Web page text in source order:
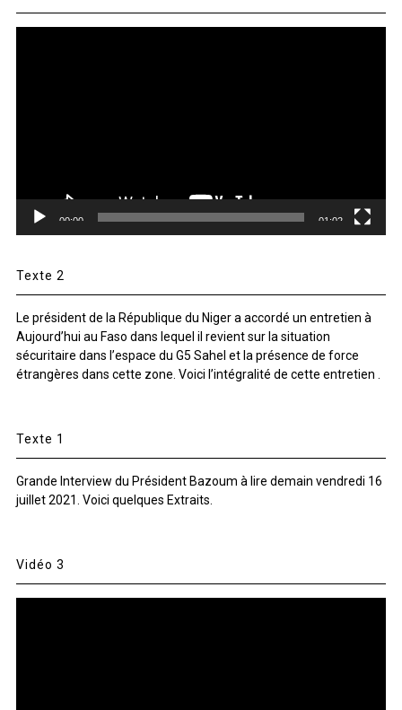
00:00 01:02
Texte 2
Le président de la République du Niger a accordé un entretien à
Aujourd’hui au Faso dans lequel il revient sur la situation
sécuritaire dans l’espace du G5 Sahel et la présence de force
étrangères dans cette zone. Voici l’intégralité de cette entretien .
Texte 1
Grande Interview du Président Bazoum à lire demain vendredi 16
juillet 2021. Voici quelques Extraits.
Vidéo 3